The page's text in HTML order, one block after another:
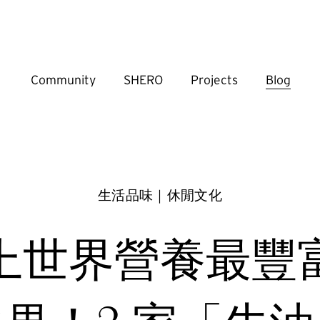
Community SHERO Projects Blog
世界營養最豐
生活品味｜休閒文化